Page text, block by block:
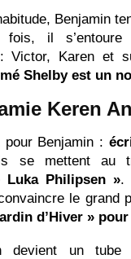
Benjamin
fois, il
: Victor, Karen et
Shelby est un
Keren
pour Benjamin :
se mettent au
Luka Philipsen ».
le grand
d’Hiver »
devient un